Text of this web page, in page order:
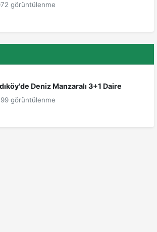
görüntülenme
Deniz Manzaralı 3+1 Daire
görüntülenme